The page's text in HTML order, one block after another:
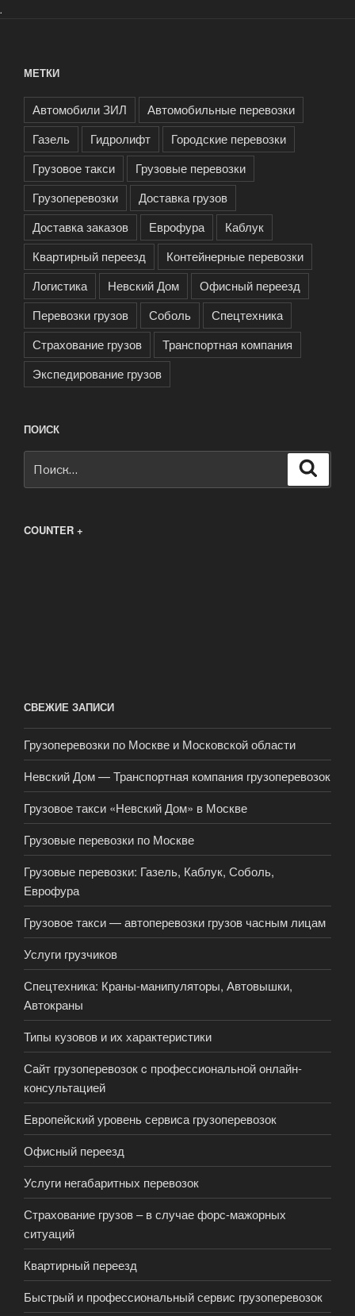
.
МЕТКИ
Автомобили ЗИЛ
Автомобильные перевозки
Газель
Гидролифт
Городские перевозки
Грузовое такси
Грузовые перевозки
Грузоперевозки
Доставка грузов
Доставка заказов
Еврофура
Каблук
Квартирный переезд
Контейнерные перевозки
Логистика
Невский Дом
Офисный переезд
Перевозки грузов
Соболь
Спецтехника
Страхование грузов
Транспортная компания
Экспедирование грузов
ПОИСК
COUNTER +
СВЕЖИЕ ЗАПИСИ
Грузоперевозки по Москве и Московской области
Невский Дом — Транспортная компания грузоперевозок
Грузовое такси «Невский Дом» в Москве
Грузовые перевозки по Москве
Грузовые перевозки: Газель, Каблук, Соболь,
Еврофура
Грузовое такси — автоперевозки грузов часным лицам
Услуги грузчиков
Спецтехника: Краны-манипуляторы, Автовышки,
Автокраны
Типы кузовов и их характеристики
Сайт грузоперевозок c профессиональной онлайн-
консультацией
Европейский уровень сервиса грузоперевозок
Офисный переезд
Услуги негабаритных перевозок
Страхование грузов – в случае форс-мажорных
ситуаций
Квартирный переезд
Быстрый и профессиональный сервис грузоперевозок